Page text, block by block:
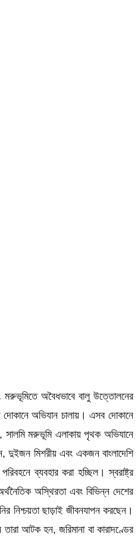
মরুভূমিতে অবৈধভাবে বালু উত্তোলনের
অভিযান চালায়। এসব দোকানে
সালমি মরুভূমি এলাকায় পৃথক অভিযানে
দুইজন মিশরীয় এবং একজন বাংলাদেশি
ব্যবহার করা হচ্ছিল। স্বরাষ্ট্র
অস্থিরতা এবং বিভিন্ন দেশের
নিশ্চয়তা ছাড়াই জীবনযাপন করছেন।
আটক হন, জরিমানা বা কারাদণ্ডের